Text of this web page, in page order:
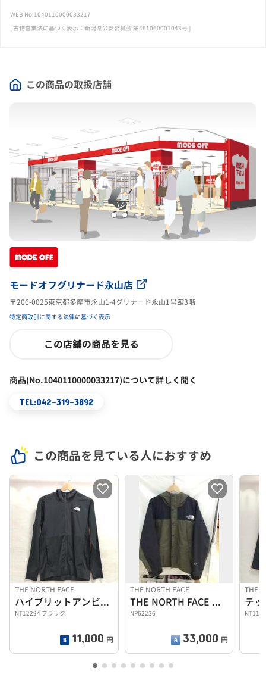
この商品の取扱店舗
モードオフグリナード永山店
〒206-0025東京都多摩市永山1-4グリナード永山1号館3階
特定商取引に関する法律に基づく表示
この店舗の商品を見る
商品(No.1040110000033217)について詳しく聞く
TEL:042-319-3892
WEB No.1040110000033217
[ 古物営業法に基づく表示：新潟県公安委員会 第461060001043号 ]
この商品を見ている人におすすめ
THE NORTH FACE
ハイブリットアンビションフーディ
NT12294 ブラック
11,000 円
THE NORTH FACE
THE NORTH FACE マウンテンパーカー
NP62236
33,000 円
THE